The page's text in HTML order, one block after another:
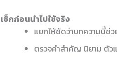
เช็กก่อนนำไปใช้จริง
แยกให้ชัดว่าบทความนี้ช่
ตรวจคำสำคัญ นิยาม ตัว